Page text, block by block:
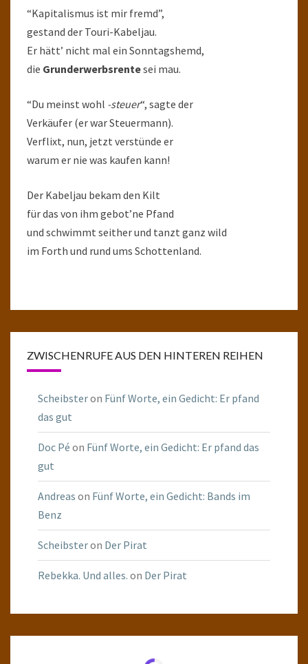
“Kapitalismus ist mir fremd”,
gestand der Touri-Kabeljau.
Er hätt’ nicht mal ein Sonntagshemd,
die Grunderwerbsrentesei mau.
“Du meinst wohl -steuer“, sagte der
Verkäufer (er war Steuermann).
Verflixt, nun, jetzt verstünde er
warum er nie was kaufen kann!
Der Kabeljau bekam den Kilt
für das von ihm gebot’ne Pfand
und schwimmt seither und tanzt ganz wild
im Forth und rund ums Schottenland.
ZWISCHENRUFE AUS DEN HINTEREN REIHEN
Scheibsteron Fünf Worte, ein Gedicht: Er pfand
das gut
Doc Pé on Fünf Worte, ein Gedicht: Er pfand das
gut
Andreas on Fünf Worte, ein Gedicht: Bands im
Benz
Scheibsteron Der Pirat
Rebekka. Und alles. on Der Pirat